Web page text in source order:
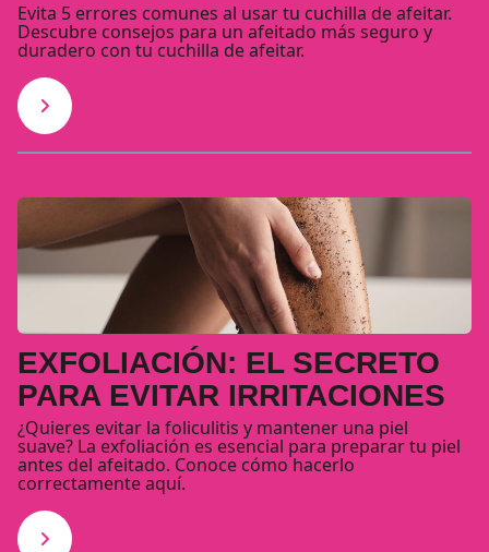
Evita 5 errores comunes al usar tu cuchilla de afeitar.
Descubre consejos para un afeitado más seguro y
duradero con tu cuchilla de afeitar.
EXFOLIACIÓN: EL SECRETO
PARA EVITAR IRRITACIONES
¿Quieres evitar la foliculitis y mantener una piel
suave? La exfoliación es esencial para preparar tu piel
antes del afeitado. Conoce cómo hacerlo
correctamente aquí.